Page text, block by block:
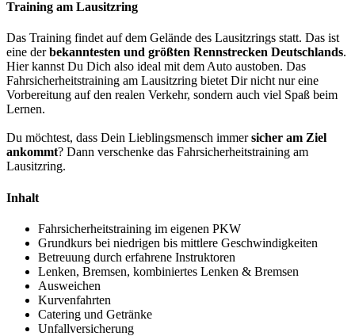
Training am Lausitzring
Das Training findet auf dem Gelände des Lausitzrings statt. Das ist
eine derbekanntesten und größten Rennstrecken Deutschlands.
Hier kannst Du Dich also ideal mit dem Auto austoben. Das
Fahrsicherheitstraining am Lausitzring bietet Dir nicht nur eine
Vorbereitung auf den realen Verkehr, sondern auch viel Spaß beim
Lernen.
Du möchtest, dass Dein Lieblingsmensch immersicher am Ziel
ankommt? Dann verschenke das Fahrsicherheitstraining am
Lausitzring.
Inhalt
Fahrsicherheitstraining im eigenen PKW
Grundkurs bei niedrigen bis mittlere Geschwindigkeiten
Betreuung durch erfahrene Instruktoren
Lenken, Bremsen, kombiniertes Lenken & Bremsen
Ausweichen
Kurvenfahrten
Catering und Getränke
Unfallversicherung